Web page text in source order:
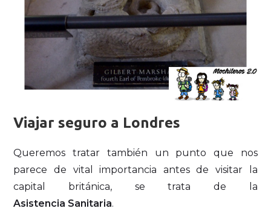
Viajar seguro a Londres
Queremos tratar también un punto que nos
parece de vital importancia antes de visitar la
capital británica, se trata de la
Asistencia Sanitaria.